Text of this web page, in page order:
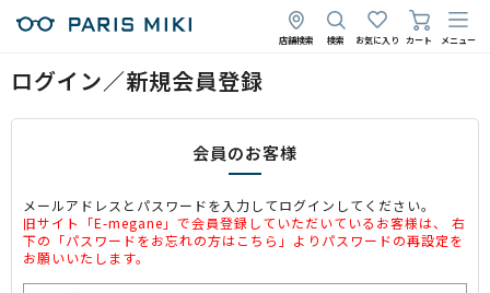
店舗検索 検索 お気に入り カート メニュー
ログイン／新規会員登録
会員のお客様
メールアドレスとパスワードを入力してログインしてください。
旧サイト「E-megane」で会員登録していただいているお客様は、 右
下の「パスワードをお忘れの方はこちら」よりパスワードの再設定を
お願いいたします。